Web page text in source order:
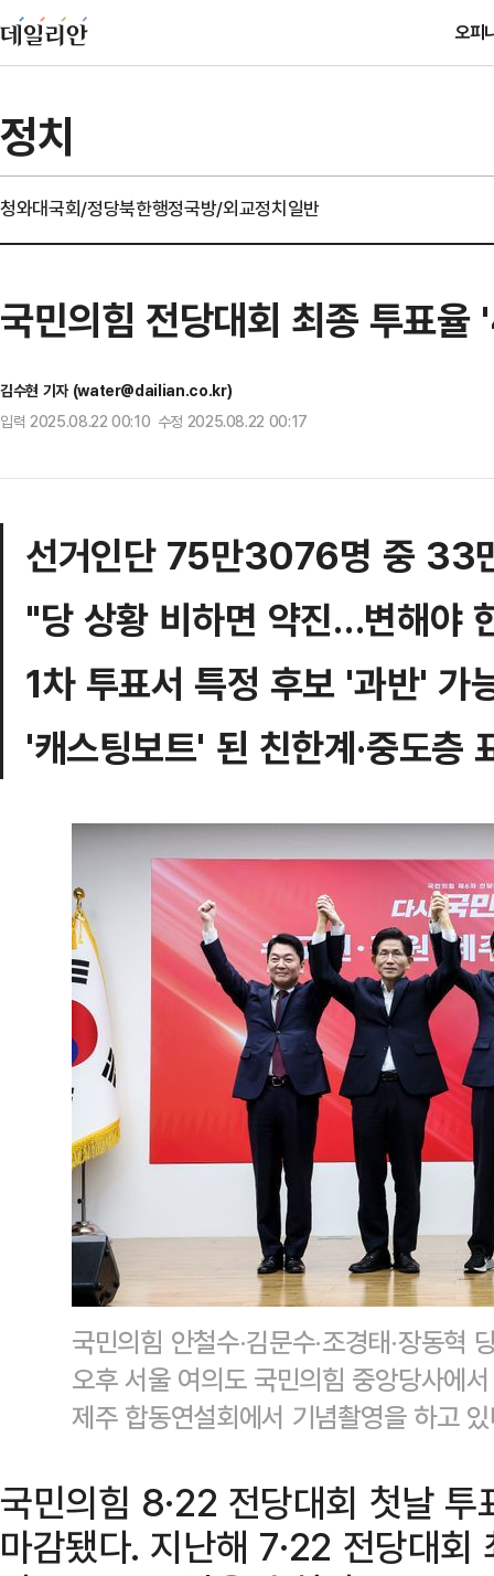
오피
정치
청와대국회/정당북한행정국방/외교정치일반
국민의힘 전당대회 최종 투표
김수현 기자 (water@dailian.co.kr)
입력 2025.08.22 00:10 수정 2025.08.22 00:17
선거인단 75만3076명 중 33
"당 상황 비하면 약진…변해야
1차 투표서 특정 후보 '과반' 가
'캐스팅보트' 된 친한계·중도층
국민의힘 안철수·김문수·조경태·장동
오후 서울 여의도 국민의힘 중앙당사에
제주 합동연설회에서 기념촬영을 하고
국민의힘 8·22 전당대회 첫날
마감됐다. 지난해 7·22 전당대